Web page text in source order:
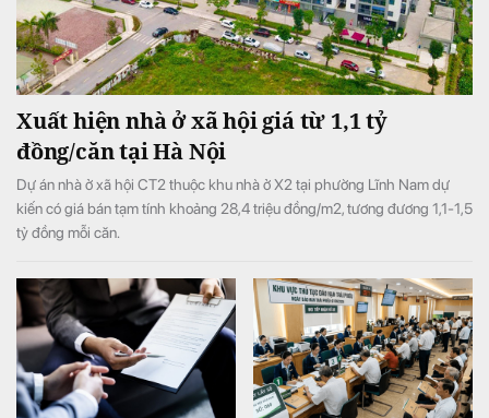
Xuất hiện nhà ở xã hội giá từ 1,1 tỷ
đồng/căn tại Hà Nội
Dự án nhà ở xã hội CT2 thuộc khu nhà ở X2 tại phường Lĩnh Nam dự
kiến có giá bán tạm tính khoảng 28,4 triệu đồng/m2, tương đương 1,1-1,5
tỷ đồng mỗi căn.